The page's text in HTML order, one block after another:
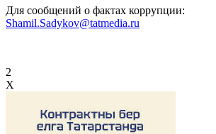
Для сообщений о фактах коррупции:
Shamil.Sadykov@tatmedia.ru
2
X